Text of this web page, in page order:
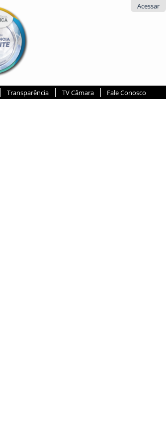
Acessar
Transparência TV Câmara Fale Conosco